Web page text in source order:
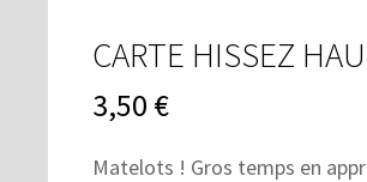
CARTE HISSEZ
3,50 €
Matelots ! Gros temps en